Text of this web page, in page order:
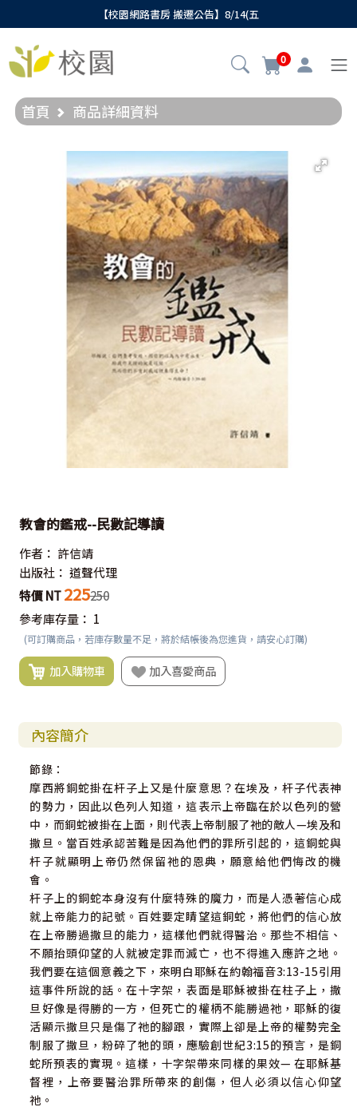
【校園網路書房 搬遷公告】8/14(五
0
首頁 商品詳細資料
教會的鑑戒--民數記導讀
作者： 許信靖
出版社： 道聲代理
特價 NT 225250
參考庫存量： 1
(可訂購商品，若庫存數量不足，將於結帳後為您進貨，請安心訂購)
加入購物車 加入喜愛商品
內容簡介
節錄：
摩西將銅蛇掛在杆子上又是什麼意思？在埃及，杆子代表神
的勢力，因此以色列人知道，這表示上帝臨在於以色列的營
中，而銅蛇被掛在上面，則代表上帝制服了祂的敵人—埃及和
撒旦。當百姓承認苦難是因為他們的罪所引起的，這銅蛇與
杆子就顯明上帝仍然保留祂的恩典，願意給他們悔改的機
會。
杆子上的銅蛇本身沒有什麼特殊的魔力，而是人憑著信心成
就上帝能力的記號。百姓要定睛望這銅蛇，將他們的信心放
在上帝勝過撒旦的能力，這樣他們就得醫治。那些不相信、
不願抬頭仰望的人就被定罪而滅亡，也不得進入應許之地。
我們要在這個意義之下，來明白耶穌在約翰福音3:13-15引用
這事件所說的話。在十字架，表面是耶穌被掛在柱子上，撒
旦好像是得勝的一方，但死亡的權柄不能勝過祂，耶穌的復
活顯示撒旦只是傷了祂的腳跟，實際上卻是上帝的權勢完全
制服了撒旦，粉碎了牠的頭，應驗創世紀3:15的預言，是銅
蛇所預表的實現。這樣，十字架帶來同樣的果效— 在耶穌基
督裡，上帝要醫治罪所帶來的創傷，但人必須以信心仰望
祂。